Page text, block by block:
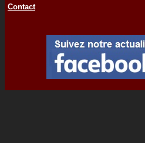
Contact